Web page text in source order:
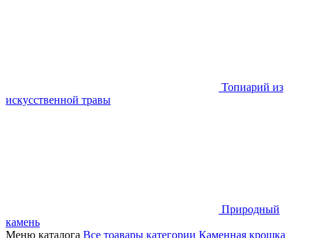
Топиарий из
искусственной травы
Природный
камень
Меню каталога Все тоавары категории Каменная крошка